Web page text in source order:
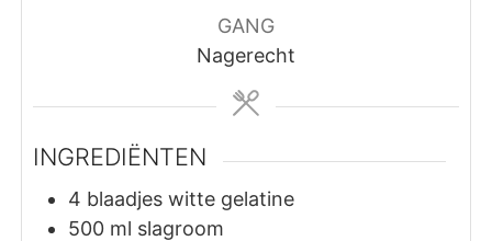
GANG
Nagerecht
INGREDIËNTEN
4 blaadjes witte gelatine
500 ml slagroom